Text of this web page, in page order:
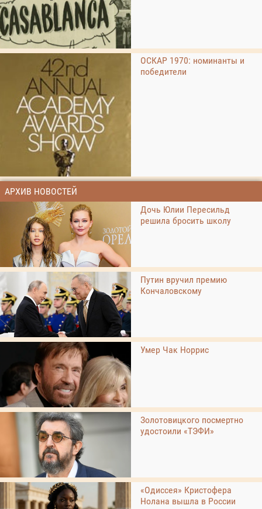
ОСКАР 1970: номинанты и
победители
АРХИВ НОВОСТЕЙ
Дочь Юлии Пересильд
решила бросить школу
Путин вручил премию
Кончаловскому
Умер Чак Норрис
Золотовицкого посмертно
удостоили «ТЭФИ»
«Одиссея» Кристофера
Нолана вышла в России